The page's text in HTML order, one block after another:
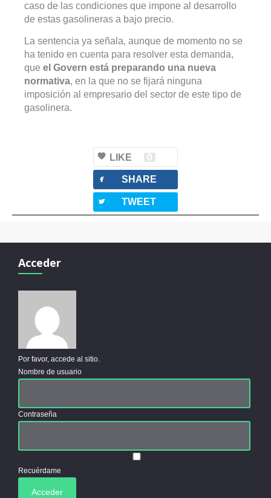
caso de las condiciones que impone al desarrollo
de estas gasolineras a bajo precio.
La sentencia ya señala, aunque de momento no se
ha tenido en cuenta para resolver esta demanda,
que el Govern está preparando una nueva
normativa, en la que no se fijará ninguna
imposición al empresario del sector de este tipo de
gasolinera.
LIKE 0
facebook SHARE
twitterbird TWEET
Acceder
Por favor, accede al sitio.
Nombre de usuario
Contraseña
Recuérdame